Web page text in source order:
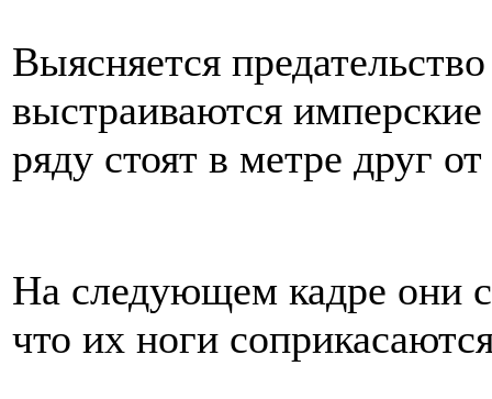
Выясняется
выстраиваются
ряду стоят в метре друг
На следующем кадре они
что их ноги